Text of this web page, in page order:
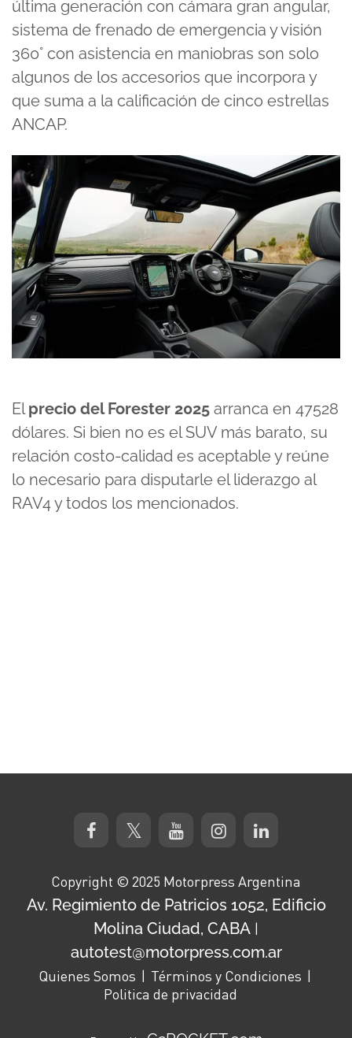
última generación con cámara gran angular,
sistema de frenado de emergencia y visión
360° con asistencia en maniobras son solo
algunos de los accesorios que incorpora y
que suma a la calificación de cinco estrellas
ANCAP.
Elprecio del Forester 2025 arranca en 47528
dólares. Si bien no es el SUV más barato, su
relación costo-calidad es aceptable y reúne
lo necesario para disputarle el liderazgo al
RAV4 y todos los mencionados.
Copyright © 2025 Motorpress Argentina
Av. Regimiento de Patricios 1052, Edificio
Molina Ciudad, CABA |
autotest@motorpress.com.ar
Quienes Somos
Términos y Condiciones
Politica de privacidad